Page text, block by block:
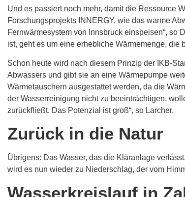
Und es passiert noch mehr, damit die Ressource
Forschungsprojekts INNERGY, wie das warme
Fernwärmesystem von Innsbruck einspeisen“, so
ist, geht es um eine erhebliche Wärmemenge, die
Schon heute wird nach diesem Prinzip der IKB-
Abwassers und gibt sie an eine Wärmepumpe
Wärmetauschern ausgestattet werden, da die
der Wasserreinigung nicht zu beeinträchtigen,
zurückfließt. Das Potenzial ist groß“, so Larcher.
Zurück in die Natur
Übrigens: Das Wasser, das die Kläranlage
wird es nun wieder zu Niederschlag, der vom
Wasserkreislauf in